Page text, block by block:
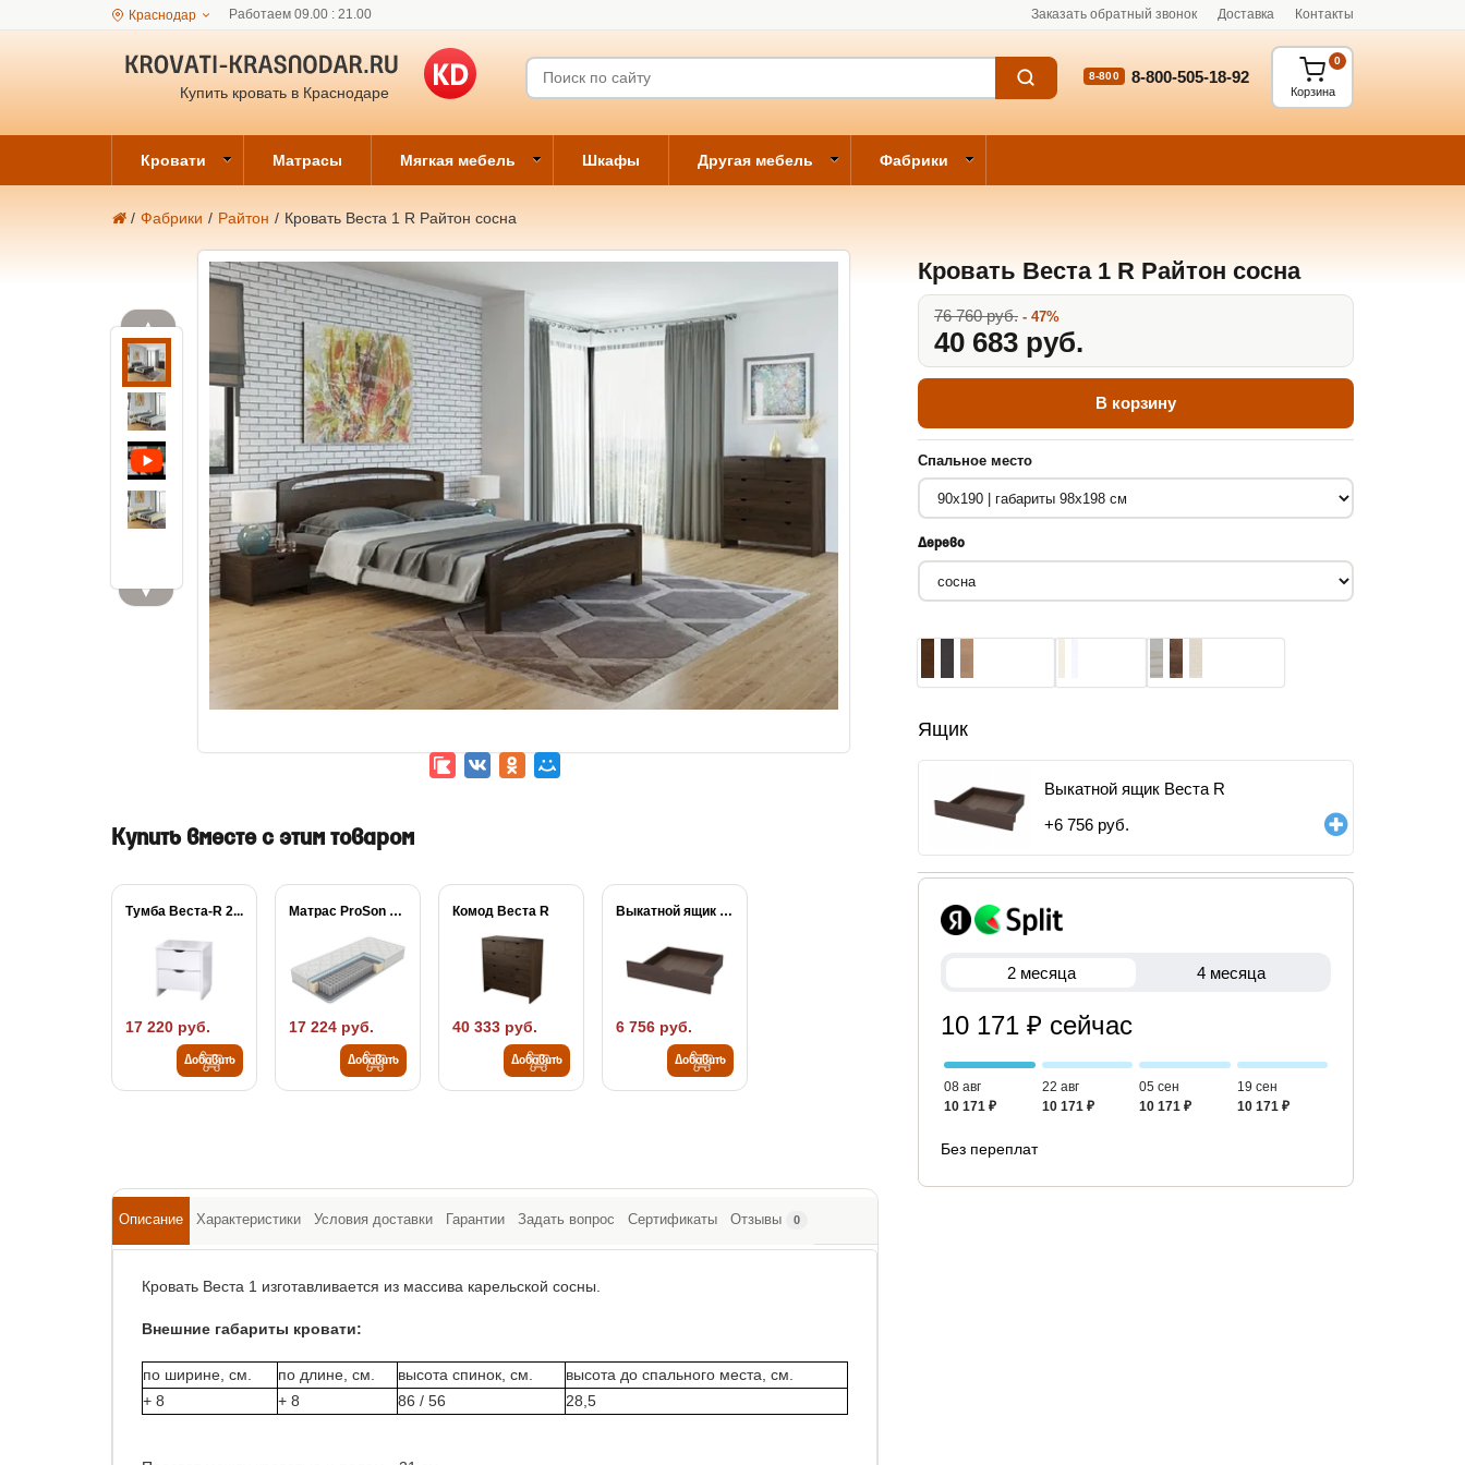
Краснодар Работаем 09.00 : 21.00 Заказать обратный звонок Доставка Контакты
Купить кровать в Краснодаре
8-800 8-800-505-18-92
Корзина
0
Кровати Матрасы Мягкая мебель Шкафы Другая мебель Фабрики
/ Фабрики / Райтон / Кровать Веста 1 R Райтон сосна
▲
▼
Кровать Веста 1 R Райтон сосна
76 760 руб. - 47%
40 683 руб.
В корзину
Спальное место
Дерево
Ящик
Выкатной ящик Веста R
+6 756 руб.
2 месяца 4 месяца
10 171 ₽ сейчас
08 авг
10 171 ₽
22 авг
10 171 ₽
05 сен
10 171 ₽
19 сен
10 171 ₽
Без переплат
Купить вместе с этим товаром
Тумба Веста-R 2...
17 220 руб.
Добавить
Матрас ProSon Active...
17 224 руб.
Добавить
Комод Веста R
40 333 руб.
Добавить
Выкатной ящик Веста...
6 756 руб.
Добавить
Описание Характеристики Условия доставки Гарантии Задать вопрос Сертификаты Отзывы 0
Кровать Веста 1 изготавливается из массива карельской сосны.
Внешние габариты кровати:
по ширине, см. по длине, см. высота спинок, см.
высота до спального места, см.
+ 8
+ 8 86 / 56 28,5